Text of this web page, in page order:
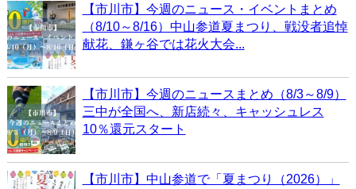
【市川市】今週のニュース・イベントまとめ
（8/10～8/16）中山参道夏まつり、戦没者追悼
献花、鎌ヶ谷では花火大会...
【市川市】今週のニュースまとめ（8/3～8/9）
三中が全国へ、新店続々、キャッシュレス
10％還元スタート
【市川市】中山参道で「夏まつり（2026）」